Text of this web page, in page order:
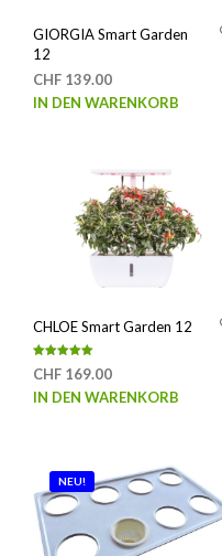
GIORGIA Smart Garden
12
CHF 139.00
IN DEN WARENKORB
CHLOE Smart Garden 12
5.00
CHF 169.00
IN DEN WARENKORB
NEU!